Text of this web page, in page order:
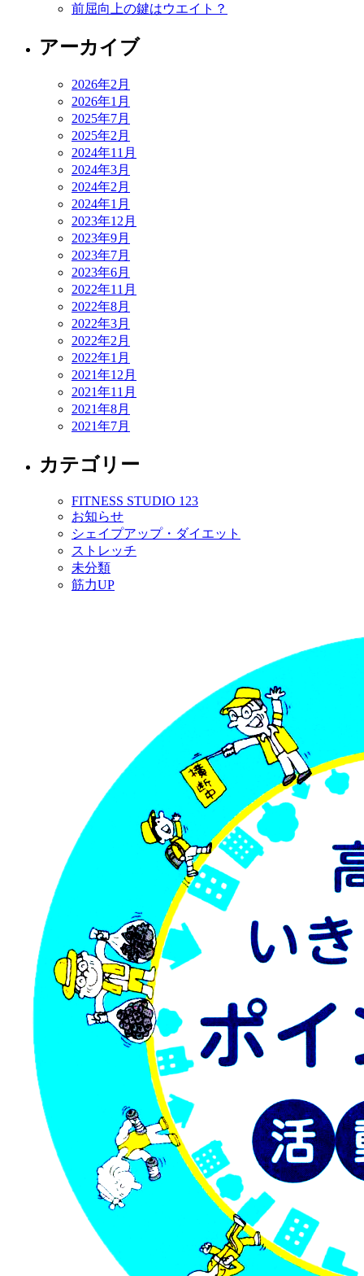
前屈向上の鍵はウエイト？
アーカイブ
2026年2月
2026年1月
2025年7月
2025年2月
2024年11月
2024年3月
2024年2月
2024年1月
2023年12月
2023年9月
2023年7月
2023年6月
2022年11月
2022年8月
2022年3月
2022年2月
2022年1月
2021年12月
2021年11月
2021年8月
2021年7月
カテゴリー
FITNESS STUDIO 123
お知らせ
シェイプアップ・ダイエット
ストレッチ
未分類
筋力UP